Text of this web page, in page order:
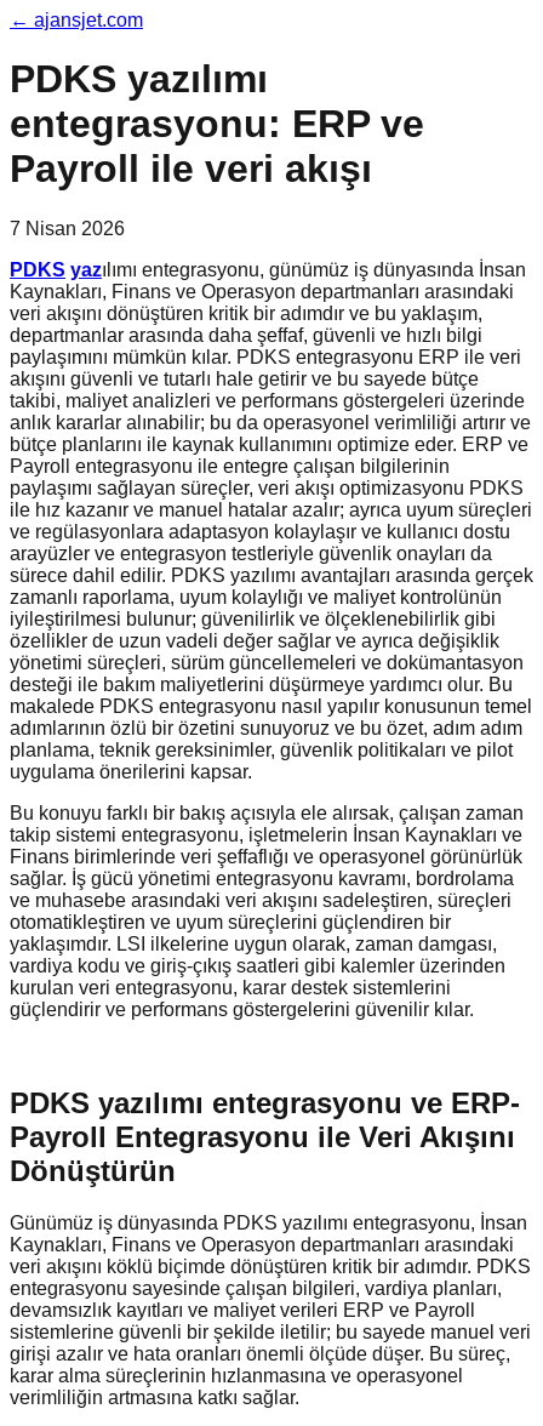
← ajansjet.com
PDKS yazılımı
entegrasyonu: ERP ve
Payroll ile veri akışı
7 Nisan 2026
PDKS yazılımı entegrasyonu, günümüz iş dünyasında İnsan
Kaynakları, Finans ve Operasyon departmanları arasındaki
veri akışını dönüştüren kritik bir adımdır ve bu yaklaşım,
departmanlar arasında daha şeffaf, güvenli ve hızlı bilgi
paylaşımını mümkün kılar. PDKS entegrasyonu ERP ile veri
akışını güvenli ve tutarlı hale getirir ve bu sayede bütçe
takibi, maliyet analizleri ve performans göstergeleri üzerinde
anlık kararlar alınabilir; bu da operasyonel verimliliği artırır ve
bütçe planlarını ile kaynak kullanımını optimize eder. ERP ve
Payroll entegrasyonu ile entegre çalışan bilgilerinin
paylaşımı sağlayan süreçler, veri akışı optimizasyonu PDKS
ile hız kazanır ve manuel hatalar azalır; ayrıca uyum süreçleri
ve regülasyonlara adaptasyon kolaylaşır ve kullanıcı dostu
arayüzler ve entegrasyon testleriyle güvenlik onayları da
sürece dahil edilir. PDKS yazılımı avantajları arasında gerçek
zamanlı raporlama, uyum kolaylığı ve maliyet kontrolünün
iyileştirilmesi bulunur; güvenilirlik ve ölçeklenebilirlik gibi
özellikler de uzun vadeli değer sağlar ve ayrıca değişiklik
yönetimi süreçleri, sürüm güncellemeleri ve dokümantasyon
desteği ile bakım maliyetlerini düşürmeye yardımcı olur. Bu
makalede PDKS entegrasyonu nasıl yapılır konusunun temel
adımlarının özlü bir özetini sunuyoruz ve bu özet, adım adım
planlama, teknik gereksinimler, güvenlik politikaları ve pilot
uygulama önerilerini kapsar.
Bu konuyu farklı bir bakış açısıyla ele alırsak, çalışan zaman
takip sistemi entegrasyonu, işletmelerin İnsan Kaynakları ve
Finans birimlerinde veri şeffaflığı ve operasyonel görünürlük
sağlar. İş gücü yönetimi entegrasyonu kavramı, bordrolama
ve muhasebe arasındaki veri akışını sadeleştiren, süreçleri
otomatikleştiren ve uyum süreçlerini güçlendiren bir
yaklaşımdır. LSI ilkelerine uygun olarak, zaman damgası,
vardiya kodu ve giriş-çıkış saatleri gibi kalemler üzerinden
kurulan veri entegrasyonu, karar destek sistemlerini
güçlendirir ve performans göstergelerini güvenilir kılar.
PDKS yazılımı entegrasyonu ve ERP-
Payroll Entegrasyonu ile Veri Akışını
Dönüştürün
Günümüz iş dünyasında PDKS yazılımı entegrasyonu, İnsan
Kaynakları, Finans ve Operasyon departmanları arasındaki
veri akışını köklü biçimde dönüştüren kritik bir adımdır. PDKS
entegrasyonu sayesinde çalışan bilgileri, vardiya planları,
devamsızlık kayıtları ve maliyet verileri ERP ve Payroll
sistemlerine güvenli bir şekilde iletilir; bu sayede manuel veri
girişi azalır ve hata oranları önemli ölçüde düşer. Bu süreç,
karar alma süreçlerinin hızlanmasına ve operasyonel
verimliliğin artmasına katkı sağlar.